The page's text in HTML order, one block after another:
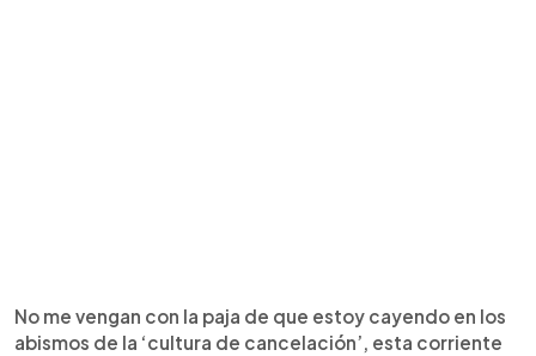
No me vengan con la paja de que estoy cayendo en los
abismos de la ‘cultura de cancelación’, esta corriente